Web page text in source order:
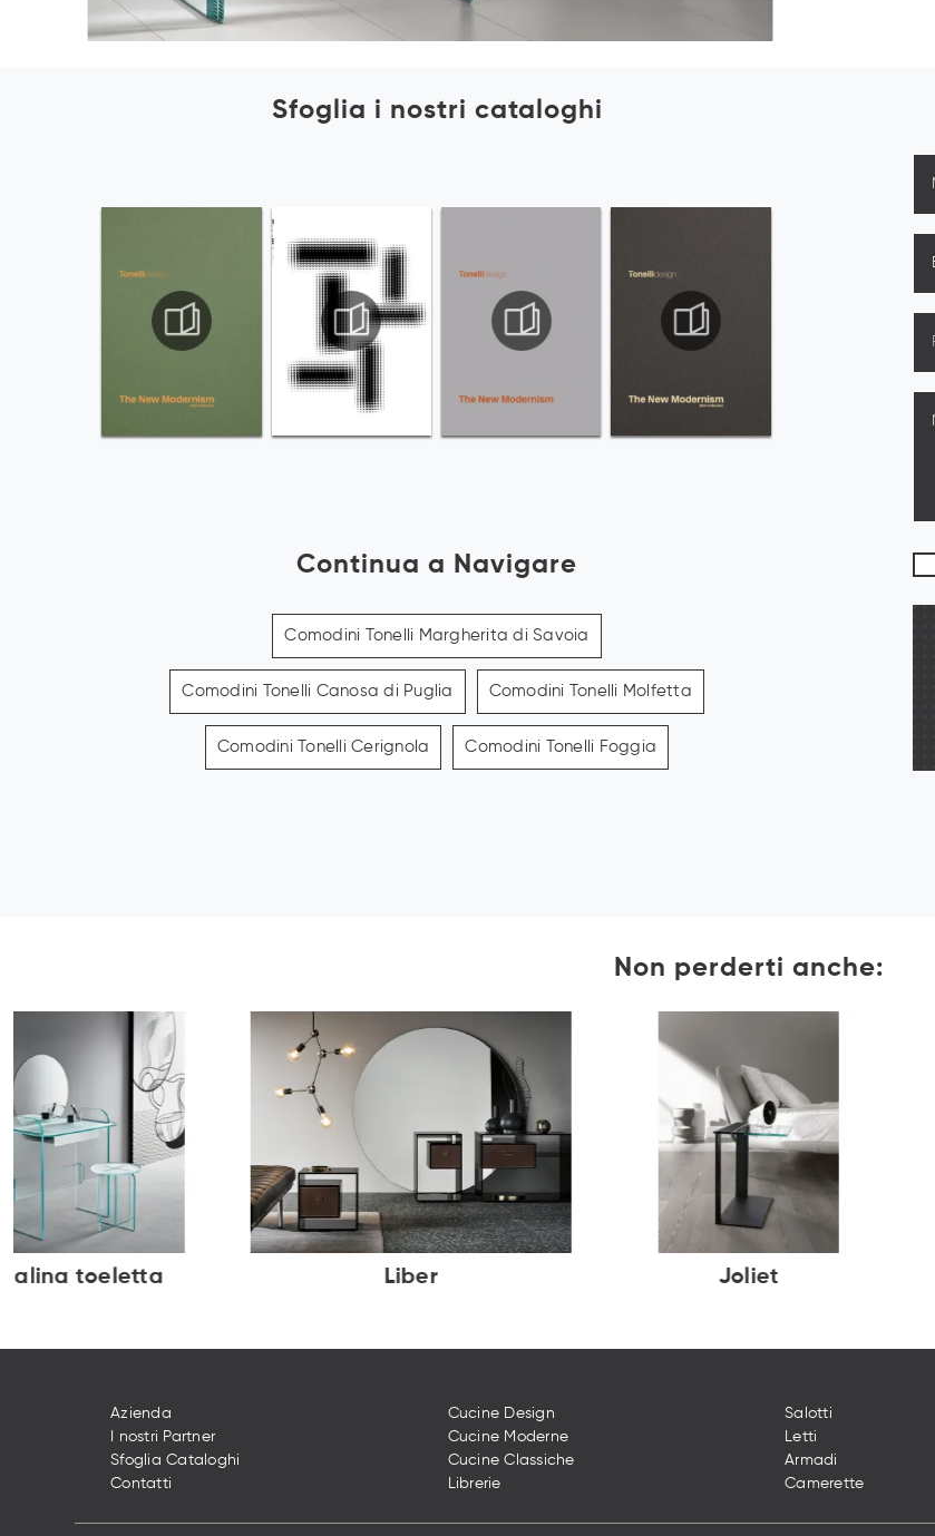
Sfoglia i nostri cataloghi
Continua a Navigare
Comodini Tonelli Margherita di Savoia
Comodini Tonelli Canosa di Puglia Comodini Tonelli Molfetta
Comodini Tonelli Cerignola Comodini Tonelli Foggia
Non perderti anche:
toeletta Liber Joliet
Azienda
I nostri Partner
Sfoglia Cataloghi
Contatti
Cucine Design
Cucine Moderne
Cucine Classiche
Librerie
Salotti
Letti
Armadi
Camerette